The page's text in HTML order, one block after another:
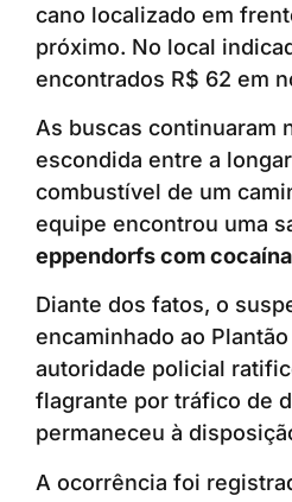
cano localizado em
próximo. No local
encontrados R$ 62 em
As buscas continuaram
escondida entre a
combustível de um
equipe encontrou uma
eppendorfs com cocaína
Diante dos fatos, o
encaminhado ao
autoridade policial
flagrante por tráfico de
permaneceu à
A ocorrência foi